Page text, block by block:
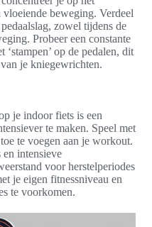
beweging. Verdeel
zowel tijdens de
Probeer een constante
‘stampen’ op de pedalen, dit
je kniegewrichten.
je indoor fiets is een
te maken. Speel met
te voegen aan je workout.
intensieve
voor herstelperiodes
je eigen fitnessniveau en
te voorkomen.